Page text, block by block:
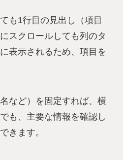
も1行目の見出し（項目
スクロールしても列のタ
表示されるため、項目を
など）を固定すれば、横
も、主要な情報を確認し
きます。